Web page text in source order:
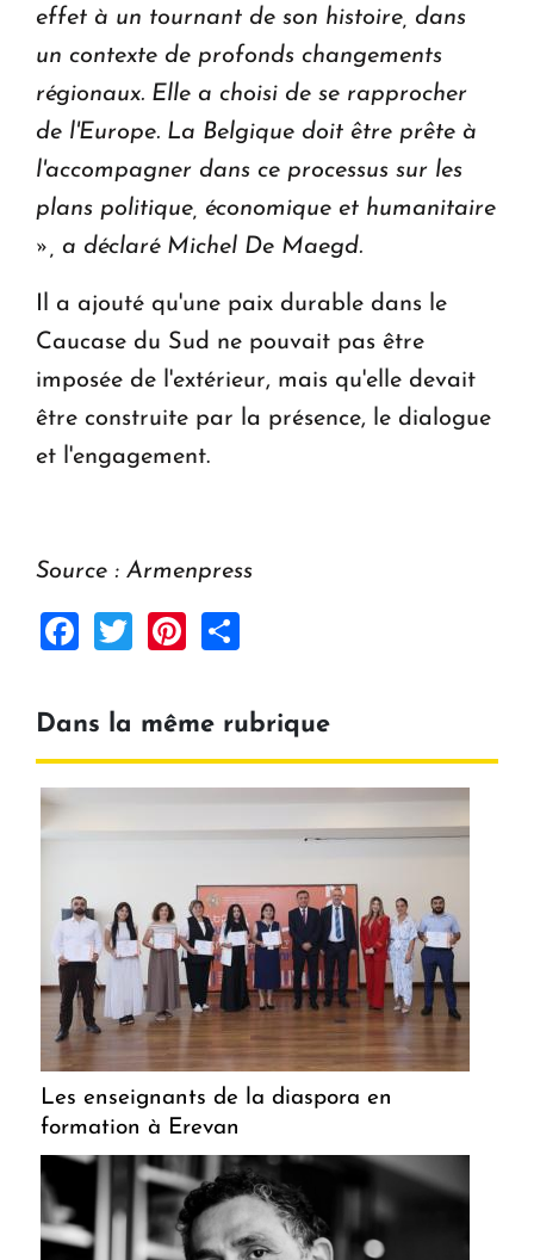
effet à un tournant de son histoire, dans
un contexte de profonds changements
régionaux. Elle a choisi de se rapprocher
de l'Europe. La Belgique doit être prête à
l'accompagner dans ce processus sur les
plans politique, économique et humanitaire
», a déclaré Michel De Maegd.
Il a ajouté qu'une paix durable dans le
Caucase du Sud ne pouvait pas être
imposée de l'extérieur, mais qu'elle devait
être construite par la présence, le dialogue
et l'engagement.
Source : Armenpress
Facebook
TwitterPinterest
Dans la même rubrique
Les enseignants de la diaspora en
formation à Erevan